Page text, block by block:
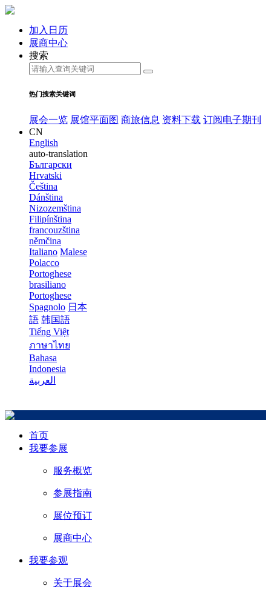
加入日历
展商中心
搜索
热门搜索关键词
展会一览 展馆平面图 商旅信息 资料下载 订阅电子期刊
CN
English
auto-translation
Български
Hrvatski
Čeština
Dánština
Nizozemština
Filipínština
francouzština
němčina
Italiano Malese
Polacco
Portoghese
brasiliano
Portoghese
Spagnolo 日本
語 韩国語
Tiếng Việt
ภาษาไทย
Bahasa
Indonesia
العربية
首页
我要参展
服务概览
参展指南
展位预订
展商中心
我要参观
关于展会